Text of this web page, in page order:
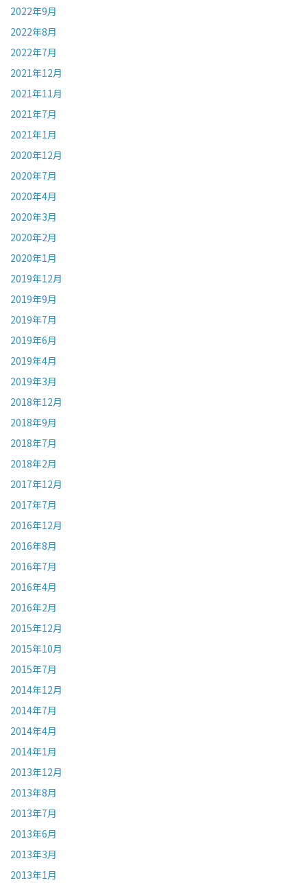
2022年9月
2022年8月
2022年7月
2021年12月
2021年11月
2021年7月
2021年1月
2020年12月
2020年7月
2020年4月
2020年3月
2020年2月
2020年1月
2019年12月
2019年9月
2019年7月
2019年6月
2019年4月
2019年3月
2018年12月
2018年9月
2018年7月
2018年2月
2017年12月
2017年7月
2016年12月
2016年8月
2016年7月
2016年4月
2016年2月
2015年12月
2015年10月
2015年7月
2014年12月
2014年7月
2014年4月
2014年1月
2013年12月
2013年8月
2013年7月
2013年6月
2013年3月
2013年1月